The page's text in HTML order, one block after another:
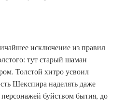
исключение из правил
тут старый шаман
Толстой хитро усвоил
Шекспира наделять даже
буйством бытия, до